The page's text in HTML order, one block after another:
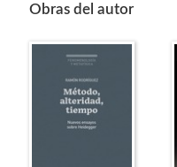
Obras del autor